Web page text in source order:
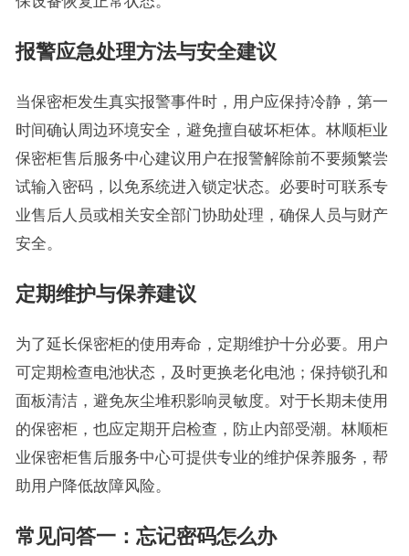
报警应急处理方法与安全建议
当保密柜发生真实报警事件时，用户应保持冷静，第一
时间确认周边环境安全，避免擅自破坏柜体。林顺柜业
保密柜售后服务中心建议用户在报警解除前不要频繁尝
试输入密码，以免系统进入锁定状态。必要时可联系专
业售后人员或相关安全部门协助处理，确保人员与财产
安全。
定期维护与保养建议
为了延长保密柜的使用寿命，定期维护十分必要。用户
可定期检查电池状态，及时更换老化电池；保持锁孔和
面板清洁，避免灰尘堆积影响灵敏度。对于长期未使用
的保密柜，也应定期开启检查，防止内部受潮。林顺柜
业保密柜售后服务中心可提供专业的维护保养服务，帮
助用户降低故障风险。
常见问答一：忘记密码怎么办